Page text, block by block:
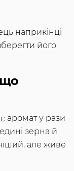
наприкінці
його
аромат у рази
зерна й
але живе